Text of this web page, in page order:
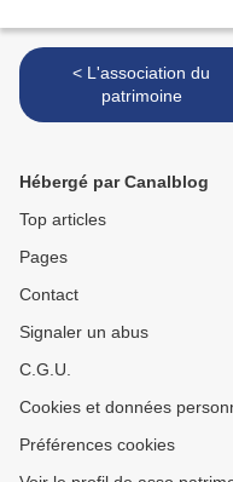
< L'association du
patrimoine
Hébergé par Canalblog
Top articles
Pages
Contact
Signaler un abus
C.G.U.
Cookies et données
Préférences cookies